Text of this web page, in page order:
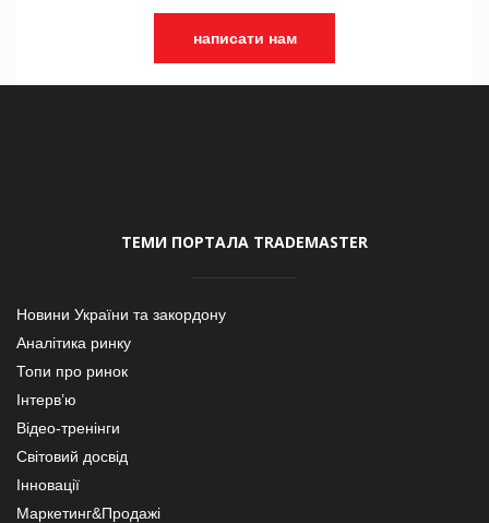
написати нам
ТЕМИ ПОРТАЛА TRADEMASTER
Новини України та закордону
Аналітика ринку
Топи про ринок
Інтерв’ю
Відео-тренінги
Світовий досвід
Інновації
Маркетинг&Продажі